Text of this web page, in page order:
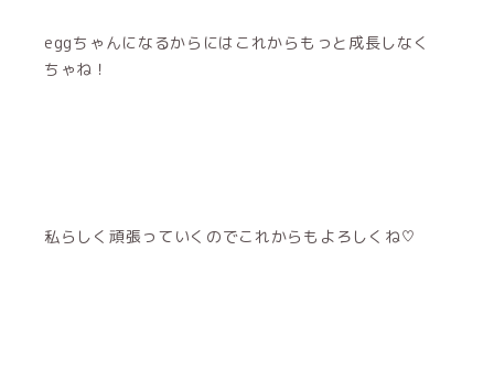
eggちゃんになるからにはこれからもっと成長しなく
ちゃね！
私らしく頑張っていくのでこれからもよろしくね♡